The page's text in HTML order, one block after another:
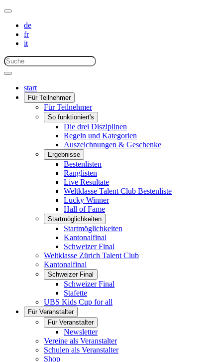
de
fr
it
start
Für Teilnehmer
Für Teilnehmer
So funktioniert's
Die drei Disziplinen
Regeln und Kategorien
Auszeichnungen & Geschenke
Ergebnisse
Bestenlisten
Ranglisten
Live Resultate
Weltklasse Talent Club Bestenliste
Lucky Winner
Hall of Fame
Startmöglichkeiten
Startmöglichkeiten
Kantonalfinal
Schweizer Final
Weltklasse Zürich Talent Club
Kantonalfinal
Schweizer Final
Schweizer Final
Stafette
UBS Kids Cup for all
Für Veranstalter
Für Veranstalter
Newsletter
Vereine als Veranstalter
Schulen als Veranstalter
Shop